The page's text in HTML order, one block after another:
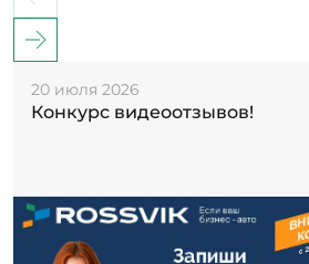
20 июля 2026
Конкурс видеоотзывов!